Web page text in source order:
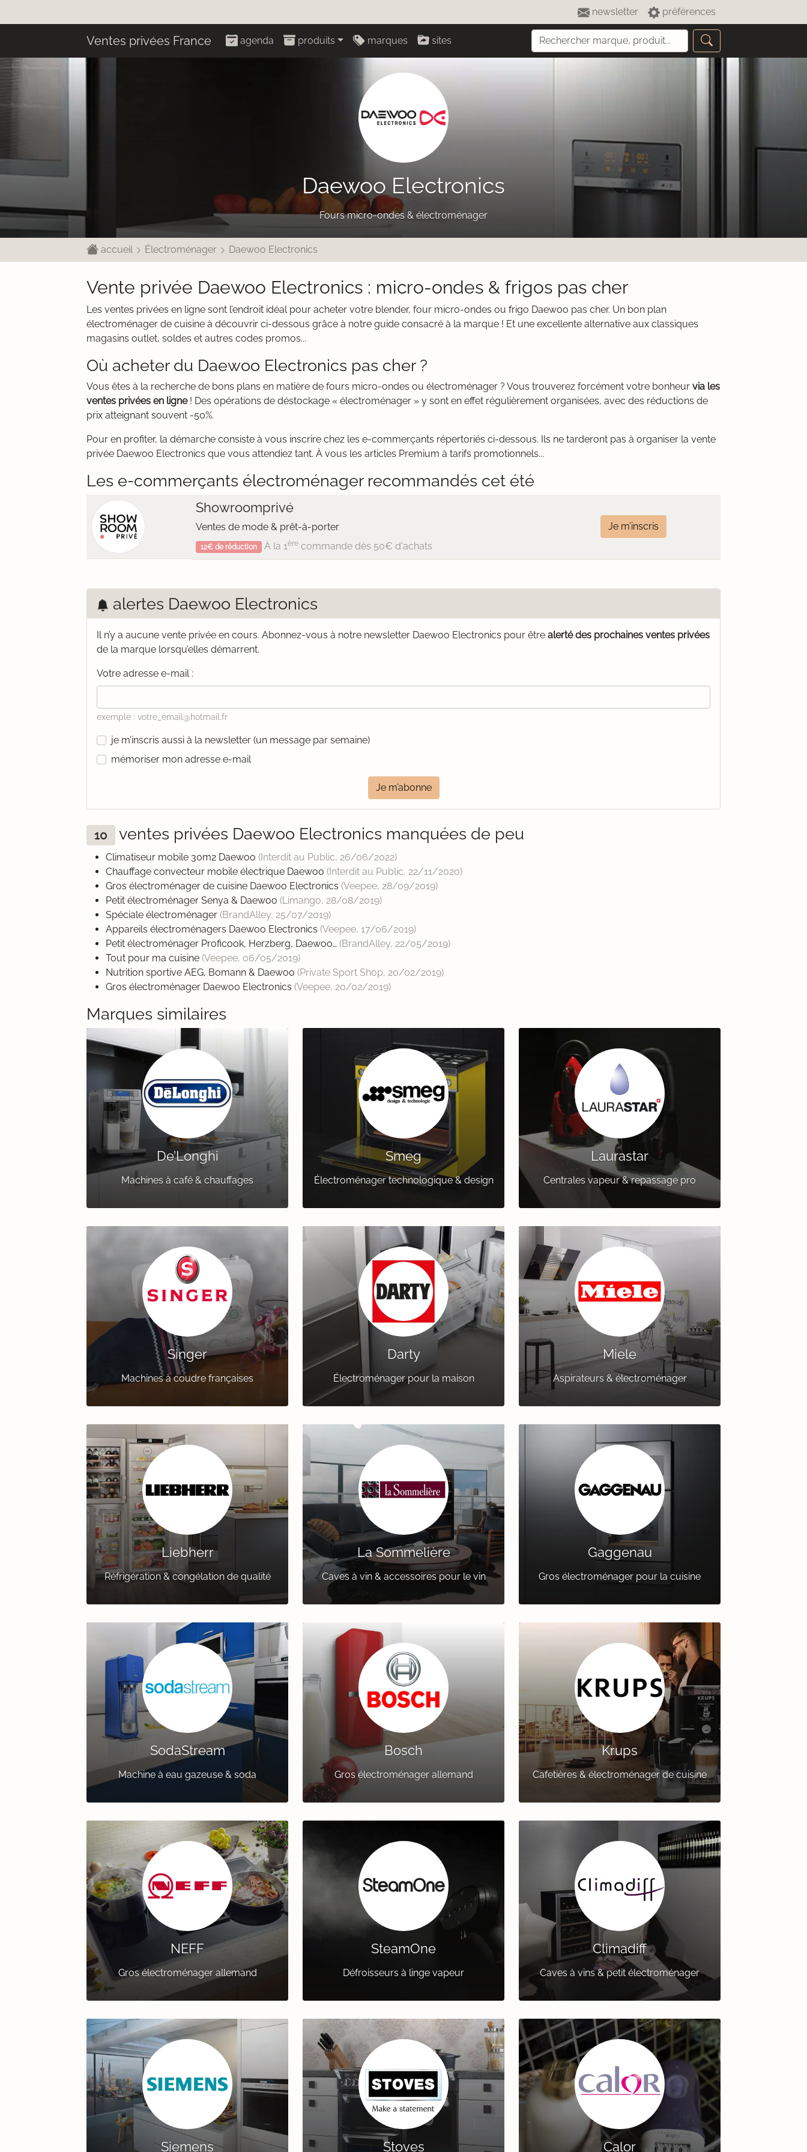
newsletter préférences
Ventes privées France agenda produits marques sites
Daewoo Electronics
Fours micro-ondes & électroménager
accueil Électroménager Daewoo Electronics
Vente privée Daewoo Electronics : micro-ondes & frigos pas cher
Les ventes privées en ligne sont l’endroit idéal pour acheter votre blender, four micro-ondes ou frigo Daewoo pas cher. Un bon plan
électroménager de cuisine à découvrir ci-dessous grâce à notre guide consacré à la marque ! Et une excellente alternative aux classiques
magasins outlet, soldes et autres codes promos...
Où acheter du Daewoo Electronics pas cher ?
Vous êtes à la recherche de bons plans en matière de fours micro-ondes ou électroménager ? Vous trouverez forcément votre bonheur via les
ventes privées en ligne! Des opérations de déstockage « électroménager » y sont en effet régulièrement organisées, avec des réductions de
prix atteignant souvent -50%.
Pour en profiter, la démarche consiste à vous inscrire chez les e-commerçants répertoriés ci-dessous. Ils ne tarderont pas à organiser la vente
privée Daewoo Electronics que vous attendiez tant. À vous les articles Premium à tarifs promotionnels...
Les e-commerçants électroménager recommandés cet été
Showroomprivé
Ventes de mode & prêt-à-porter
12€ de réduction À la 1èrecommande dès 50€ d'achats
Je m’inscris
alertes Daewoo Electronics
Il n’y a aucune vente privée en cours. Abonnez-vous à notre newsletter Daewoo Electronics pour être alerté des prochaines ventes privées
de la marque lorsqu’elles démarrent.
Votre adresse e-mail :
exemple : votre_email@hotmail.fr
je m’inscris aussi à la newsletter (un message par semaine)
mémoriser mon adresse e-mail
Je m’abonne
10 ventes privées Daewoo Electronics manquées de peu
Climatiseur mobile 30m2 Daewoo (Interdit au Public, 26/06/2022)
Chauffage convecteur mobile électrique Daewoo (Interdit au Public, 22/11/2020)
Gros électroménager de cuisine Daewoo Electronics (Veepee, 28/09/2019)
Petit électroménager Senya & Daewoo (Limango, 28/08/2019)
Spéciale électroménager (BrandAlley, 25/07/2019)
Appareils électroménagers Daewoo Electronics (Veepee, 17/06/2019)
Petit électroménager Proficook, Herzberg, Daewoo… (BrandAlley, 22/05/2019)
Tout pour ma cuisine (Veepee, 06/05/2019)
Nutrition sportive AEG, Bomann & Daewoo (Private Sport Shop, 20/02/2019)
Gros électroménager Daewoo Electronics (Veepee, 20/02/2019)
Marques similaires
De’Longhi
Machines à café & chauffages
Smeg
Électroménager technologique & design
Laurastar
Centrales vapeur & repassage pro
Singer
Machines à coudre françaises
Darty
Électroménager pour la maison
Miele
Aspirateurs & électroménager
Liebherr
Réfrigération & congélation de qualité
La Sommelière
Caves à vin & accessoires pour le vin
Gaggenau
Gros électroménager pour la cuisine
SodaStream
Machine à eau gazeuse & soda
Bosch
Gros électroménager allemand
Krups
Cafetières & électroménager de cuisine
NEFF
Gros électroménager allemand
SteamOne
Défroisseurs à linge vapeur
Climadiff
Caves à vins & petit électroménager
Siemens Stoves Calor